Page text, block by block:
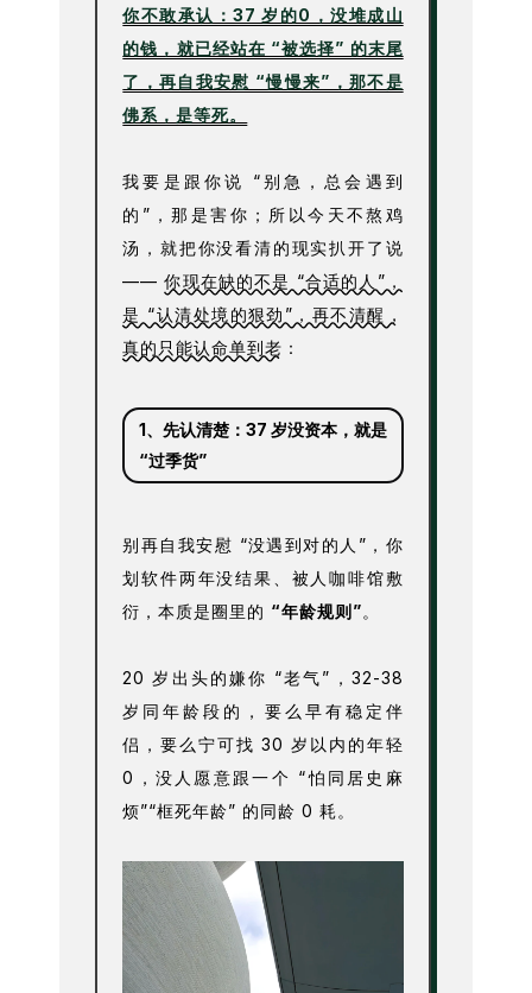
你不敢承认：37 岁的0，没堆成山
的钱，就已经站在 “被选择” 的末尾
了，再自我安慰 “慢慢来”，那不是
佛系，是等死。
我要是跟你说 “别急，总会遇到
的”，那是害你；所以今天不熬鸡
汤，就把你没看清的现实扒开了说
——你现在缺的不是 “合适的人”，
是 “认清处境的狠劲”，再不清醒，
真的只能认命单到老 ：
1、 先认清楚：37 岁没资本，就是
“过季货”
别再自我安慰 “没遇到对的人”，你
划软件两年没结果、被人咖啡馆敷
衍，本质是圈里的 “年龄规则”。
20 岁出头的嫌你 “老气”，32-38
岁同年龄段的，要么早有稳定伴
侣，要么宁可找 30 岁以内的年轻
0，没人愿意跟一个 “怕同居史麻
烦”“框死年龄” 的同龄 0 耗。